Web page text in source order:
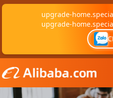
upgrade-
upgrade-